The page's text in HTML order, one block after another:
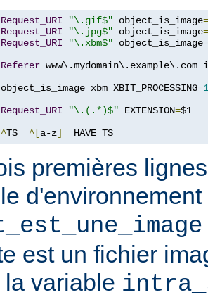
Request_URI "\.gif$" object_is_image=
Request_URI "\.jpg$" object_is_image=
Request_URI "\.xbm$" object_is_image=
Referer
object_is_image xbm XBIT_PROCESSING=1
Request_URI "\.(.*)$" EXTENSION=$1
^TS ^[a-z]
  HAVE_TS
premières
d'environnement
est un fichier
variable